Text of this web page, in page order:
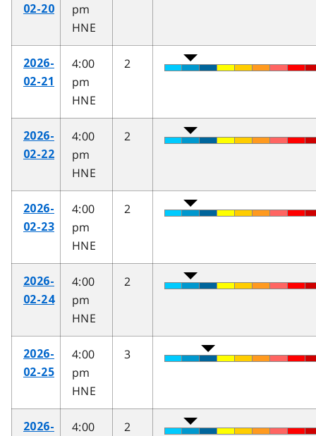
02-20
pm
HNE
2026-
02-21
4:00
pm
HNE
2
2026-
02-22
4:00
pm
HNE
2
2026-
02-23
4:00
pm
HNE
2
2026-
02-24
4:00
pm
HNE
2
2026-
02-25
4:00
pm
HNE
3
2026-
4:00
2